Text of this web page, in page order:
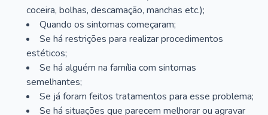
coceira, bolhas, descamação, manchas etc.);
Quando os sintomas começaram;
Se há restrições para realizar procedimentos
estéticos;
Se há alguém na família com sintomas
semelhantes;
Se já foram feitos tratamentos para esse problema;
Se há situações que parecem melhorar ou agravar